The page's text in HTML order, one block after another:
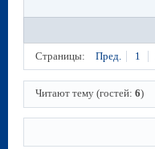
Страницы: Пред. 1
Читают тему (гостей:6)